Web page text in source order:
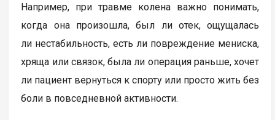
Например, при травме колена важно понимать,
когда она произошла, был ли отек, ощущалась
ли нестабильность, есть ли повреждение мениска,
хряща или связок, была ли операция раньше, хочет
ли пациент вернуться к спорту или просто жить без
боли в повседневной активности.